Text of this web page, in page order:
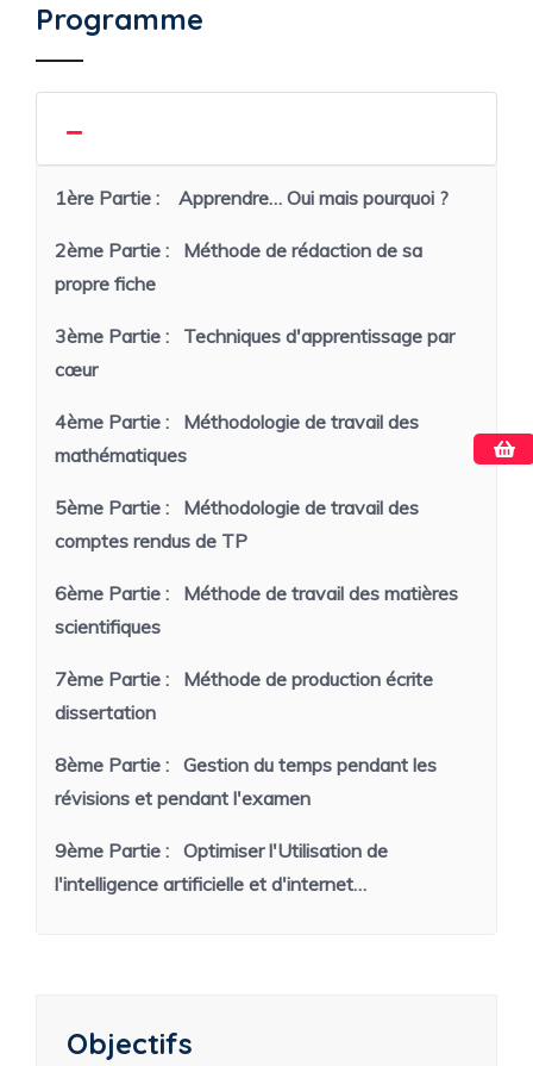
Programme
1ère Partie : Apprendre… Oui mais pourquoi ?
2ème Partie :
Méthode de rédaction de sa
propre fiche
3ème Partie :
Techniques d'apprentissage par
cœur
4ème Partie : Méthodologie de travail des
mathématiques
5ème Partie :
Méthodologie de travail des
comptes rendus de TP
6ème Partie :
Méthode de travail des matières
scientifiques
7ème Partie :
Méthode de production écrite
dissertation
8ème Partie : Gestion du temps pendant les
révisions et pendant l'examen
9ème Partie : Optimiser l'Utilisation de
l'intelligence artificielle et d'internet…
Objectifs